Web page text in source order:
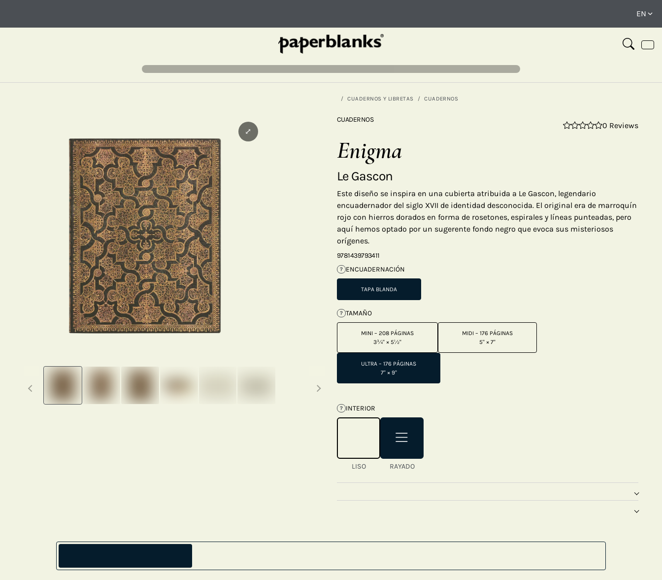
CUADERNOS Y LIBRETAS CUADERNOS
Previous thumbnails
⤢
CUADERNOS
0 Reviews
Enigma
Le Gascon
Este diseño se inspira en una cubierta atribuida a Le Gascon, legendario
encuadernador del siglo XVII de identidad desconocida. El original era de marroquín
rojo con hierros dorados en forma de rosetones, espirales y líneas punteadas, pero
aquí hemos optado por un sugerente fondo negro que evoca sus misteriosos
orígenes.
9781439793411
? ENCUADERNACIÓN
TAPA BLANDA
? TAMAÑO
MINI – 208 PÁGINAS
3¾" × 5½"
MIDI – 176 PÁGINAS
5" × 7"
ULTRA – 176 PÁGINAS
7" × 9"
? INTERIOR
LISO RAYADO